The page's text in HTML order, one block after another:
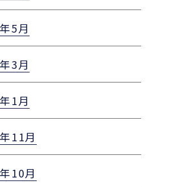
5月
3月
1月
11月
10月